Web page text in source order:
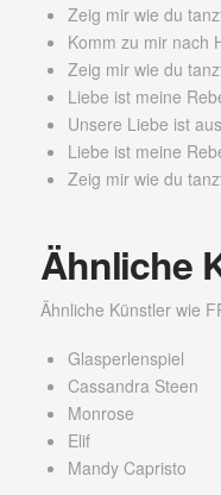
Zeig mir wie du
Komm zu mir nach
Zeig mir wie du
Liebe ist meine
Unsere Liebe ist
Liebe ist meine
Zeig mir wie du
Ähnliche
Ähnliche Künstler wie
Glasperlenspiel
Cassandra Steen
Monrose
Elif
Mandy Capristo